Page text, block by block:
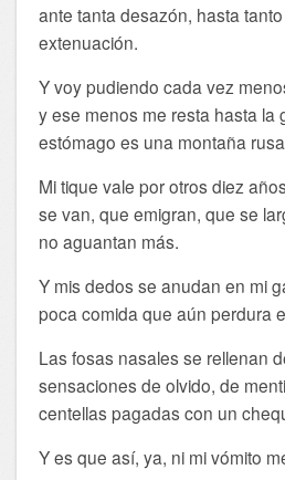
ante tanta desazón, hasta
extenuación.
Y voy pudiendo cada vez
y ese menos me resta hasta la
estómago es una montaña
Mi tique vale por otros diez
se van, que emigran, que se
no aguantan más.
Y mis dedos se anudan en mi
poca comida que aún perdura
Las fosas nasales se rellenan
sensaciones de olvido, de
centellas pagadas con un
Y es que así, ya, ni mi vómito